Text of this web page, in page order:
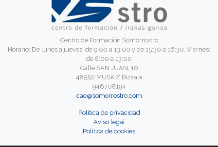
Centro de Formación Somorrostro
Horario: De lunes a jueves: de 9:00 a 13:00 y de 15:30 a 16:30. Viernes:
de 8:00 a 13:00
Calle SAN JUAN, 10
48550 MUSKIZ Bizkaia
946708194
cae@somorrostro.com
Política de privacidad
Aviso legal
Política de cookies